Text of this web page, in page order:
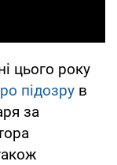
цього року
підозру в
за